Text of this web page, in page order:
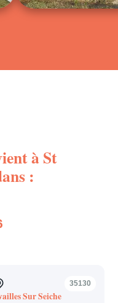
àSt
:
35130
Sur Seiche